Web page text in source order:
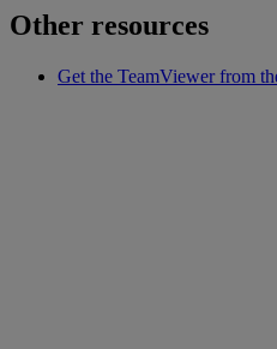
Other resources
Get the TeamViewer from